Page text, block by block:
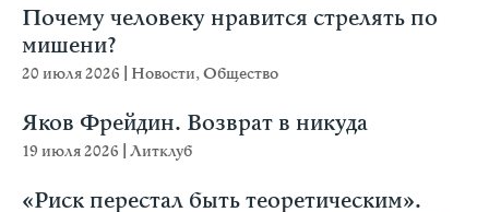
Почему человеку нравится стрелять по
мишени?
20 июля 2026 Новости,Общество
Яков Фрейдин. Возврат в никуда
19 июля 2026 Литклуб
«Риск перестал быть теоретическим».